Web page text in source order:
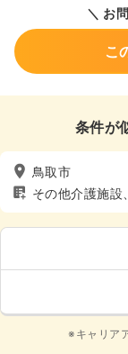
＼ お
こ
条件が
鳥取市
その他介護施設
※キャリア